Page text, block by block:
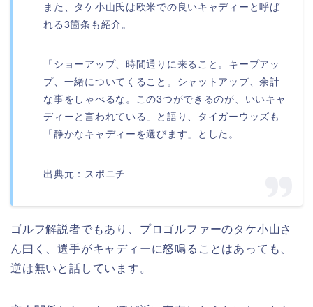
また、タケ小山氏は欧米での良いキャディーと呼ば
れる3箇条も紹介。
「ショーアップ、時間通りに来ること。キープアッ
プ、一緒についてくること。シャットアップ、余計
な事をしゃべるな。この3つができるのが、いいキャ
ディーと言われている」と語り、タイガーウッズも
「静かなキャディーを選びます」とした。
出典元：スポニチ
ゴルフ解説者でもあり、プロゴルファーのタケ小山さ
ん曰く、選手がキャディーに怒鳴ることはあっても、
逆は無いと話しています。